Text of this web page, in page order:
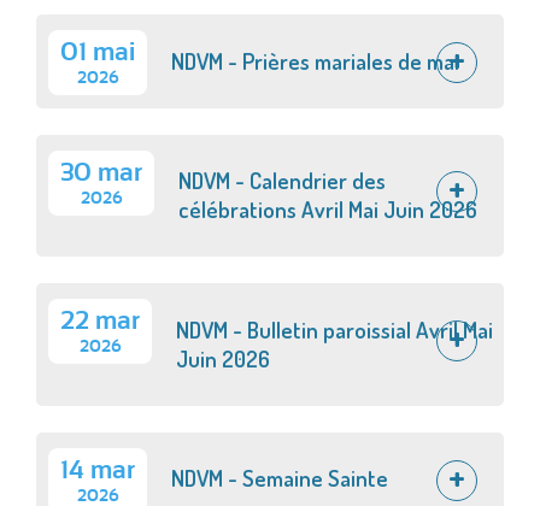
01 mai
2026
NDVM - Prières mariales de mai
30 mar
2026
NDVM - Calendrier des
célébrations Avril Mai Juin 2026
22 mar
2026
NDVM - Bulletin paroissial Avril Mai
Juin 2026
14 mar
2026
NDVM - Semaine Sainte